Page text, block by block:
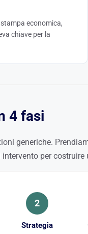
economica,
chiave per la
4 fasi
generiche.
per
2
Strategia